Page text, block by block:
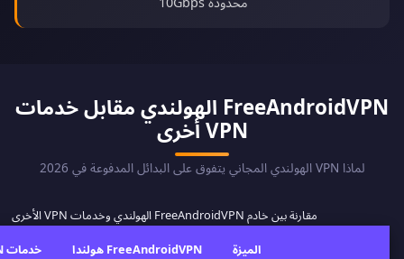
FreeAndroidVPN الهولندي مقابل خدمات
VPN أخرى
لماذا VPN الهولندي المجاني يتفوق على البدائل المدفوعة في 2026
مقارنة بين خادم FreeAndroidVPN الهولندي وخدمات VPN الأخرى
الميزة FreeAndroidVPN هولندا خدمات VPN أخرى